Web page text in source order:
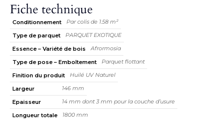
Fiche technique
Conditionnement
Par colis de 1.58 m²
Type de parquet
PARQUET EXOTIQUE
Essence – Variété de bois
Afrormosia
Type de pose – Emboîtement
Parquet flottant
Finition du produit
Huilé UV Naturel
Largeur
146 mm
Epaisseur
14 mm dont 3 mm pour la couche d’usure
Longueur totale
1800 mm